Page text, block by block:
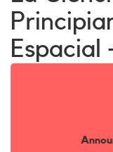
Espacial